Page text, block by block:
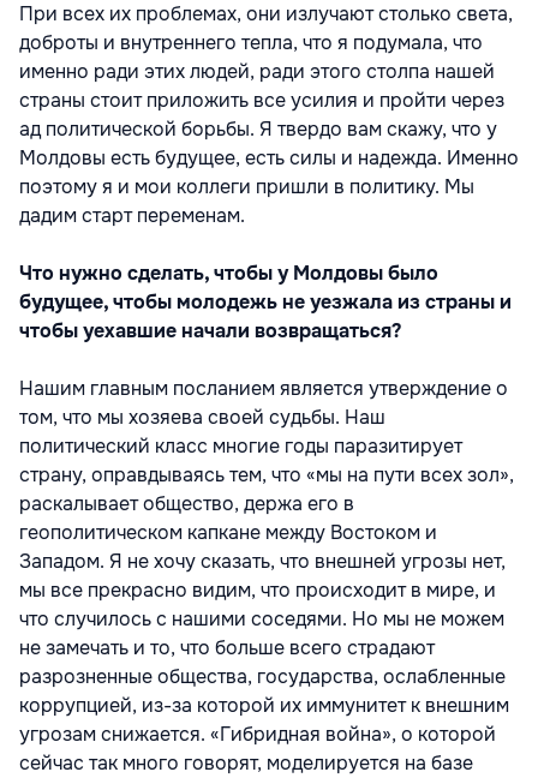
При всех их проблемах, они излучают столько света,
доброты и внутреннего тепла, что я подумала, что
именно ради этих людей, ради этого столпа нашей
страны стоит приложить все усилия и пройти через
ад политической борьбы. Я твердо вам скажу, что у
Молдовы есть будущее, есть силы и надежда. Именно
поэтому я и мои коллеги пришли в политику. Мы
дадим старт переменам.
Что нужно сделать, чтобы у Молдовы было
будущее, чтобы молодежь не уезжала из страны и
чтобы уехавшие начали возвращаться?
Нашим главным посланием является утверждение о
том, что мы хозяева своей судьбы. Наш
политический класс многие годы паразитирует
страну, оправдываясь тем, что «мы на пути всех зол»,
раскалывает общество, держа его в
геополитическом капкане между Востоком и
Западом. Я не хочу сказать, что внешней угрозы нет,
мы все прекрасно видим, что происходит в мире, и
что случилось с нашими соседями. Но мы не можем
не замечать и то, что больше всего страдают
разрозненные общества, государства, ослабленные
коррупцией, из-за которой их иммунитет к внешним
угрозам снижается. «Гибридная война», о которой
сейчас так много говорят, моделируется на базе